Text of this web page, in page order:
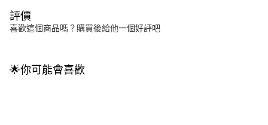
評價
喜歡這個商品嗎？購買後給他一個好評吧
🌟你可能會喜歡